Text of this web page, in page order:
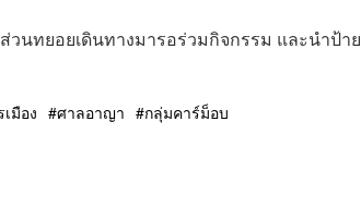
นทยอยเดินทางมารอร่วมกิจกรรม และนำป้า
มือง ศาลอาญา กลุ่มคาร์ม็อบ